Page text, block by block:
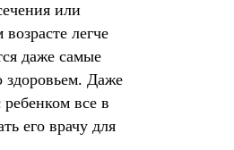
или
легче
даже самые
здоровьем. Даже
все в
его врачу для